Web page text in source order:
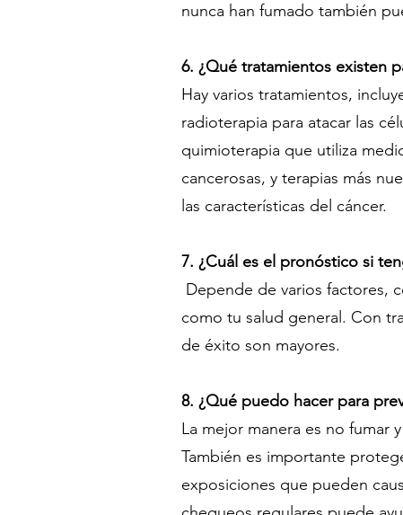
nunca han fumado también
6. ¿Qué tratamientos existen
Hay varios tratamientos,
radioterapia para atacar las
quimioterapia que utiliza
cancerosas, y terapias más
las características del cáncer.
7. ¿Cuál es el pronóstico si
Depende de varios factores,
como tu salud general. Con
de éxito son mayores.
8. ¿Qué puedo hacer para
La mejor manera es no fumar
También es importante
exposiciones que pueden